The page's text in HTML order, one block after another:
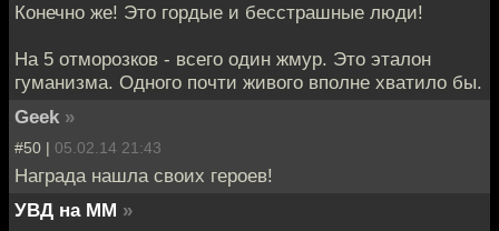
Конечно же! Это гордые и бесстрашные люди!
На 5 отморозков - всего один жмур. Это эталон
гуманизма. Одного почти живого вполне хватило бы.
Geek »
#50 | 05.02.14 21:43
Награда нашла своих героев!
УВД на ММ »